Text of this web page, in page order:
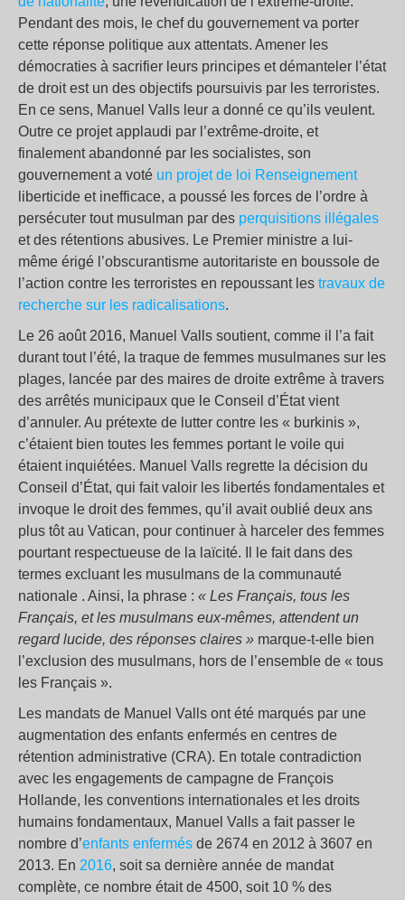
Pendant des mois, le chef du gouvernement va porter
cette réponse politique aux attentats. Amener les
démocraties à sacrifier leurs principes et démanteler l’état
de droit est un des objectifs poursuivis par les terroristes.
En ce sens, Manuel Valls leur a donné ce qu’ils veulent.
Outre ce projet applaudi par l’extrême-droite, et
finalement abandonné par les socialistes, son
gouvernement a voté un projet de loi Renseignement
liberticide et inefficace, a poussé les forces de l’ordre à
persécuter tout musulman par des perquisitions illégales
et des rétentions abusives. Le Premier ministre a lui-
même érigé l’obscurantisme autoritariste en boussole de
l’action contre les terroristes en repoussant les travaux de
recherche sur les radicalisations.
Le 26 août 2016, Manuel Valls soutient, comme il l’a fait
durant tout l’été, la traque de femmes musulmanes sur les
plages, lancée par des maires de droite extrême à travers
des arrêtés municipaux que le Conseil d’État vient
d’annuler. Au prétexte de lutter contre les « burkinis »,
c’étaient bien toutes les femmes portant le voile qui
étaient inquiétées. Manuel Valls regrette la décision du
Conseil d’État, qui fait valoir les libertés fondamentales et
invoque le droit des femmes, qu’il avait oublié deux ans
plus tôt au Vatican, pour continuer à harceler des femmes
pourtant respectueuse de la laïcité. Il le fait dans des
termes excluant les musulmans de la communauté
nationale . Ainsi, la phrase : « Les Français, tous les
Français, et les musulmans eux-mêmes, attendent un
regard lucide, des réponses claires » marque-t-elle bien
l’exclusion des musulmans, hors de l’ensemble de « tous
les Français ».
Les mandats de Manuel Valls ont été marqués par une
augmentation des enfants enfermés en centres de
rétention administrative (CRA). En totale contradiction
avec les engagements de campagne de François
Hollande, les conventions internationales et les droits
humains fondamentaux, Manuel Valls a fait passer le
nombre d’enfants enfermés de 2674 en 2012 à 3607 en
2013. En 2016, soit sa dernière année de mandat
complète, ce nombre était de 4500, soit 10 % des